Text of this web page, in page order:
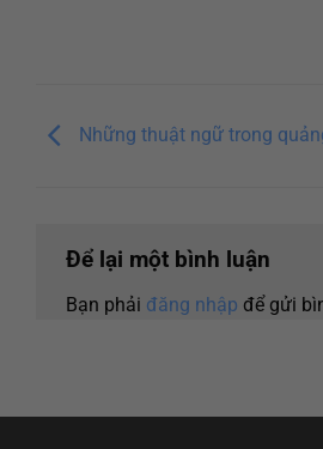
Những thuật ngữ trong
Để lại một bình luận
Bạn phải đăng nhập để gửi